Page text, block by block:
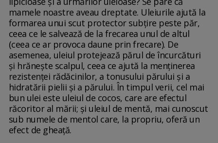
mamele noastre aveau dreptate. Uleiurile ajută la
formarea unui scut protector subțire peste păr,
ceea ce le salvează de la frecarea unul de altul
(ceea ce ar provoca daune prin frecare). De
asemenea, uleiul protejează părul de încurcături
și hrănește scalpul, ceea ce ajută la menținerea
rezistenței rădăcinilor, a tonusului părului și a
hidratării pielii și a părului. În timpul verii, cel mai
bun ulei este uleiul de cocos, care are efectul
răcoritor al mării; și uleiul de mentă, mai cunoscut
sub numele de mentol care, la propriu, oferă un
efect de gheață.